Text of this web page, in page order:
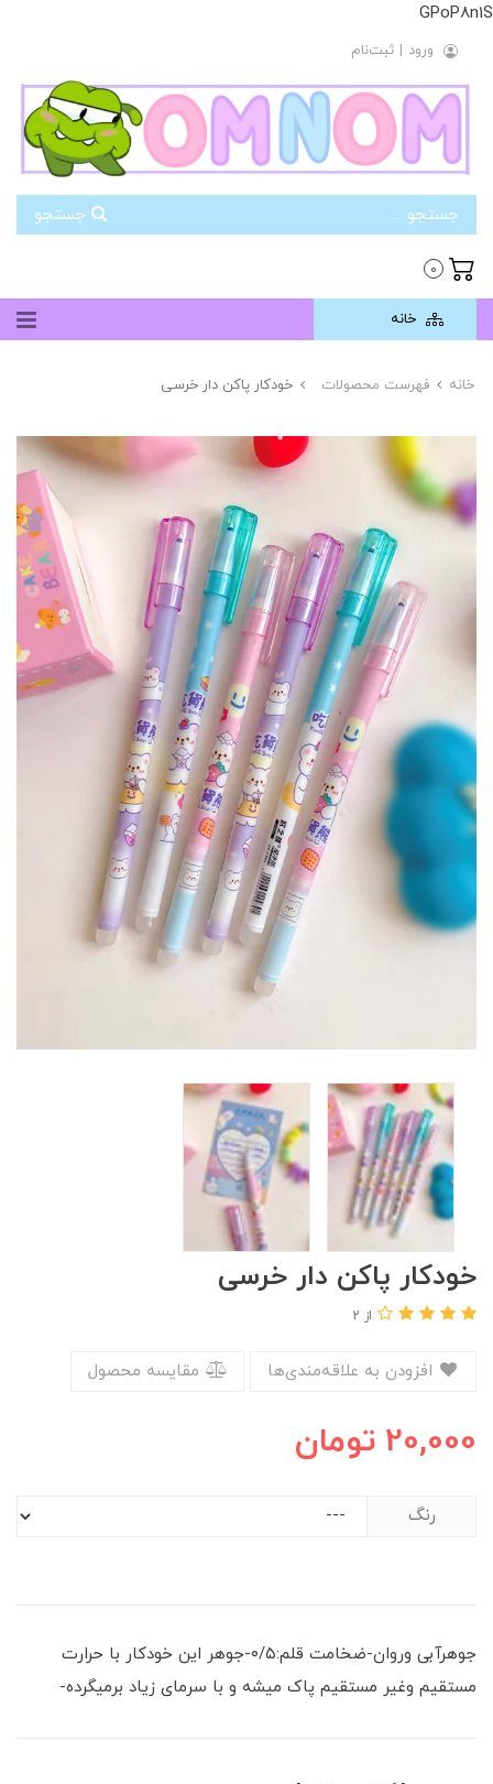
GPoP8n1S
ورود | ثبت‌نام
0
خانه
خانه فهرست محصولات خودکار پاکن دار خرسی
خودکار پاکن دار خرسی
از 2
مقایسه محصول
20,000 تومان
رنگ
جوهرآبی وروان-ضخامت قلم:۰/۵-جوهر این خودکار با حرارت
مستقیم وغیر مستقیم پاک میشه و با سرمای زیاد برمیگرده-